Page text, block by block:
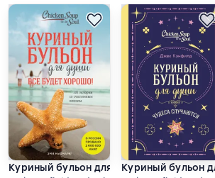
Куриный бульон для души. Все будет
Куриный бульон